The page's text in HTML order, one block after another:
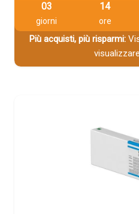
03
giorni
14
ore
Più acquisti, più risparmi: